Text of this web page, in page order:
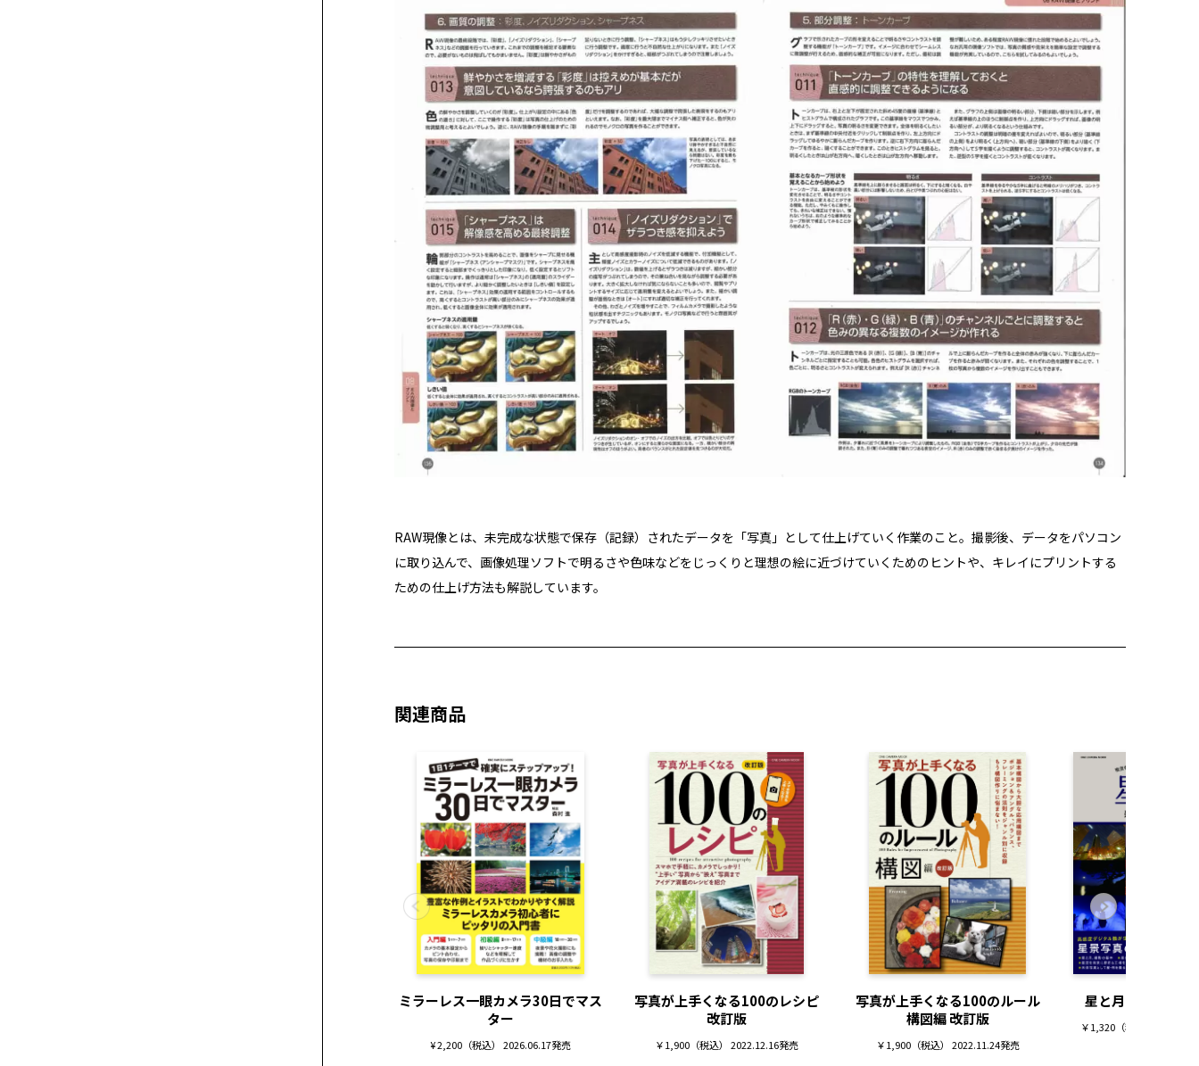
RAW現像とは、未完成な状態で保存（記録）されたデータを「写真」として仕上げていく作業のこと。撮影後、データをパソコン
に取り込んで、画像処理ソフトで明るさや色味などをじっくりと理想の絵に近づけていくためのヒントや、キレイにプリントする
ための仕上げ方法も解説しています。
関連商品
ミラーレス一眼カメラ30日でマス
ター
¥ 2,200（税込） 2026.06.17発売
写真が上手くなる100のレシピ
改訂版
￥1,900（税込） 2022.12.16発売
写真が上手くなる100のルール
構図編 改訂版
￥1,900（税込） 2022.11.24発売
星と月の新しい撮
￥1,320（税込）